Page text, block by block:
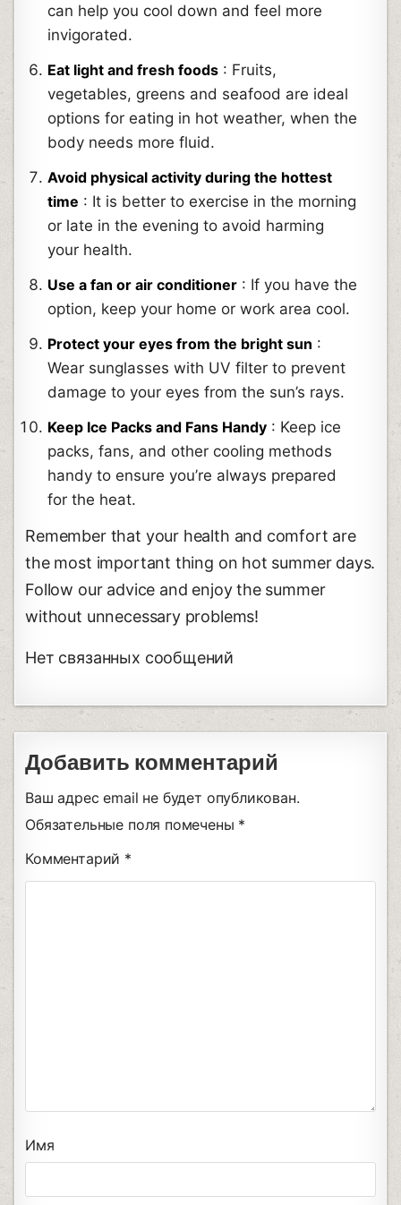
can help you cool down and feel more
invigorated.
Eat light and fresh foods : Fruits,
vegetables, greens and seafood are ideal
options for eating in hot weather, when the
body needs more fluid.
Avoid physical activity during the hottest
time : It is better to exercise in the morning
or late in the evening to avoid harming
your health.
Use a fan or air conditioner : If you have the
option, keep your home or work area cool.
Protect your eyes from the bright sun :
Wear sunglasses with UV filter to prevent
damage to your eyes from the sun’s rays.
Keep Ice Packs and Fans Handy : Keep ice
packs, fans, and other cooling methods
handy to ensure you’re always prepared
for the heat.
Remember that your health and comfort are
the most important thing on hot summer days.
Follow our advice and enjoy the summer
without unnecessary problems!
Нет связанных сообщений
Добавить комментарий
Ваш адрес email не будет опубликован.
Обязательные поля помечены *
Комментарий *
Имя